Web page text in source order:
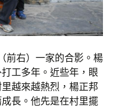
前右）一家的合影。楊
工多年。近些年，眼
越來越熱烈，楊正邦
長。他先是在村里擺